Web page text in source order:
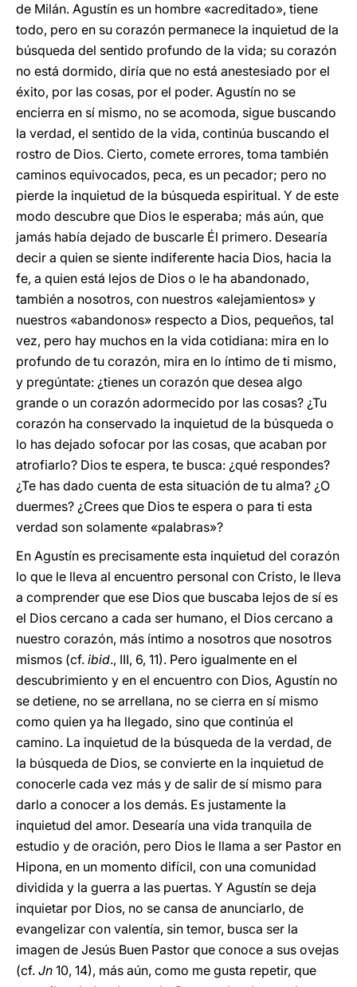
de Milán. Agustín es un hombre «acreditado», tiene
todo, pero en su corazón permanece la inquietud de la
búsqueda del sentido profundo de la vida; su corazón
no está dormido, diría que no está anestesiado por el
éxito, por las cosas, por el poder. Agustín no se
encierra en sí mismo, no se acomoda, sigue buscando
la verdad, el sentido de la vida, continúa buscando el
rostro de Dios. Cierto, comete errores, toma también
caminos equivocados, peca, es un pecador; pero no
pierde la inquietud de la búsqueda espiritual. Y de este
modo descubre que Dios le esperaba; más aún, que
jamás había dejado de buscarle Él primero. Desearía
decir a quien se siente indiferente hacia Dios, hacia la
fe, a quien está lejos de Dios o le ha abandonado,
también a nosotros, con nuestros «alejamientos» y
nuestros «abandonos» respecto a Dios, pequeños, tal
vez, pero hay muchos en la vida cotidiana: mira en lo
profundo de tu corazón, mira en lo íntimo de ti mismo,
y pregúntate: ¿tienes un corazón que desea algo
grande o un corazón adormecido por las cosas? ¿Tu
corazón ha conservado la inquietud de la búsqueda o
lo has dejado sofocar por las cosas, que acaban por
atrofiarlo? Dios te espera, te busca: ¿qué respondes?
¿Te has dado cuenta de esta situación de tu alma? ¿O
duermes? ¿Crees que Dios te espera o para ti esta
verdad son solamente «palabras»?
En Agustín es precisamente esta inquietud del corazón
lo que le lleva al encuentro personal con Cristo, le lleva
a comprender que ese Dios que buscaba lejos de sí es
el Dios cercano a cada ser humano, el Dios cercano a
nuestro corazón, más íntimo a nosotros que nosotros
mismos (cf. ibid., III, 6, 11). Pero igualmente en el
descubrimiento y en el encuentro con Dios, Agustín no
se detiene, no se arrellana, no se cierra en sí mismo
como quien ya ha llegado, sino que continúa el
camino. La inquietud de la búsqueda de la verdad, de
la búsqueda de Dios, se convierte en la inquietud de
conocerle cada vez más y de salir de sí mismo para
darlo a conocer a los demás. Es justamente la
inquietud del amor. Desearía una vida tranquila de
estudio y de oración, pero Dios le llama a ser Pastor en
Hipona, en un momento difícil, con una comunidad
dividida y la guerra a las puertas. Y Agustín se deja
inquietar por Dios, no se cansa de anunciarlo, de
evangelizar con valentía, sin temor, busca ser la
imagen de Jesús Buen Pastor que conoce a sus ovejas
(cf. Jn 10, 14), más aún, como me gusta repetir, que